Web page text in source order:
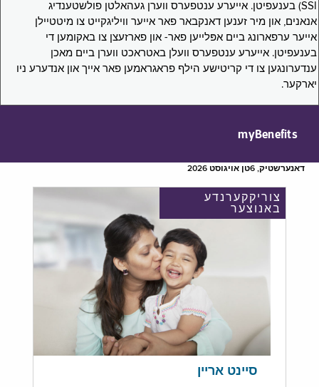
SSI) בענעפיטן. אייערע ענטפערס ווערן געהאלטן פולשטענדיג
אנאנים, און מיר זענען דאנקבאר פאר אייער וויליגקייט צו מיטטיילן
אייער ערפארונג ביים אפּלייען פאר- און פארזעצן צו באקומען די
בענעפיטן. אייערע ענטפערס וועלן באטראכט ווערן ביים מאכן
ענדערונגען צו די קריטישע הילף פראגראמען פאר אייך און אנדערע ניו
יארקער.
myBenefits
דאנערשטיק, 6טן אויגוסט 2026
צוריקקערנדע
באנוצער
סיינט אריין